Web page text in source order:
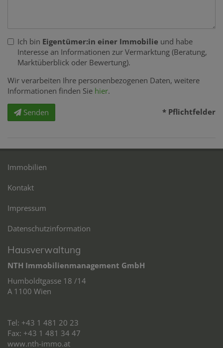
Ich bin Eigentümer:in einer Immobilie und habe
Interesse an Informationen zur Vermarktung (Beratung,
Marktüberblick oder Bewertung).
Wir verarbeiten Ihre personenbezogenen Daten, weitere
Informationen finden Sie hier.
Senden * Pflichtfelder
Immobilien
Kontakt
Impressum
Datenschutzinformation
Hausverwaltung
NTH Immobilienmanagement GmbH
Humboldtgasse 18 /14
A 1100 Wien
Tel: +43 1 481 20 23
Fax: +43 1 481 34 47
www.nth-immo.at